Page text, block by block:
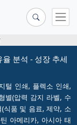
분석 - 성장 추세
털 인쇄, 플렉소 인쇄,
별(압력 감지 라벨, 수
식품 및 음료, 제약, 소
아메리카, 아시아 태